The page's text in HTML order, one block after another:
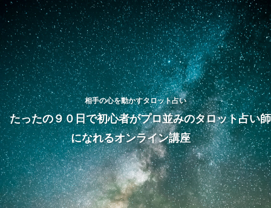
相手の心を動かすタロット占い
たったの９０日で初心者がプロ並みのタロット占い師
になれるオンライン講座